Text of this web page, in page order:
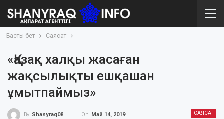
Басты бет Саясат
«Қазақ халқы жасаған
жақсылықты ешқашан
ұмытпаймыз»
САЯСАТ
By Shanyraq08 On Май 14, 2019